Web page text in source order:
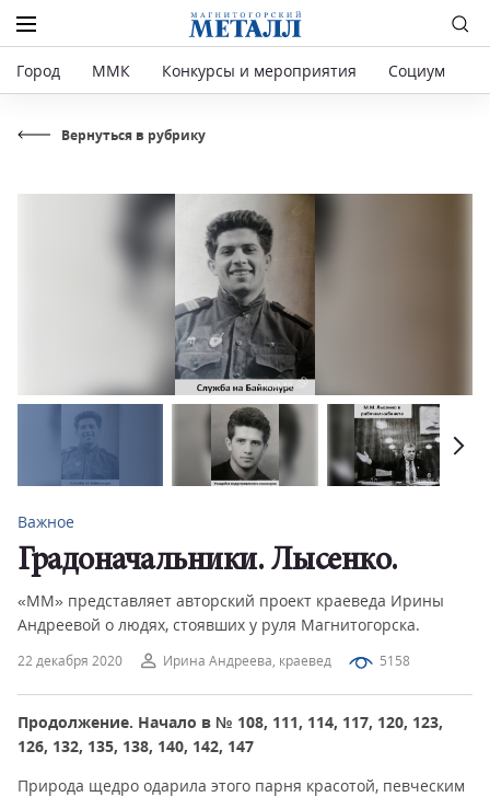
Город ММК Конкурсы и мероприятия Социум
Вернуться в рубрику
22 декабря 2020 Ирина Андреева, краевед 5158
Важное
Градоначальники. Лысенко.
«ММ» представляет авторский проект краеведа Ирины
Андреевой о людях, стоявших у руля Магнитогорска.
Продолжение. Начало в № 108, 111, 114, 117, 120, 123,
126, 132, 135, 138, 140, 142, 147
Природа щедро одарила этого парня красотой, певческим